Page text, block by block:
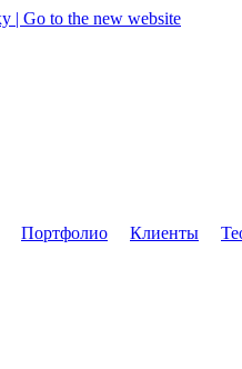
| Go to the new website
Портфолио Клиенты